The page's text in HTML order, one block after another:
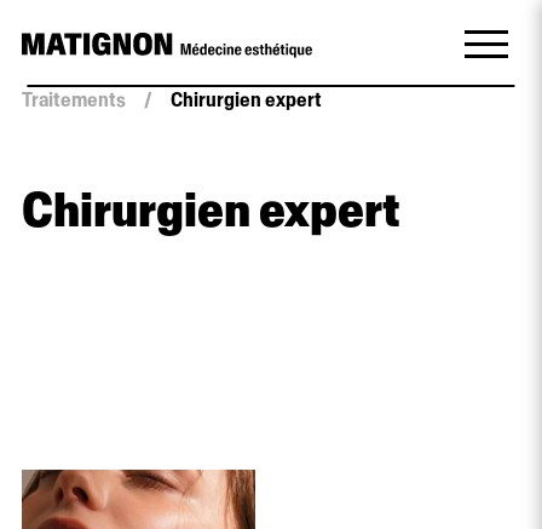
Traitements / Chirurgien expert
Chirurgien expert